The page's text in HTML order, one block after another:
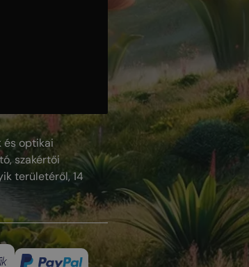
és optikai
szakértői
területéről, 14